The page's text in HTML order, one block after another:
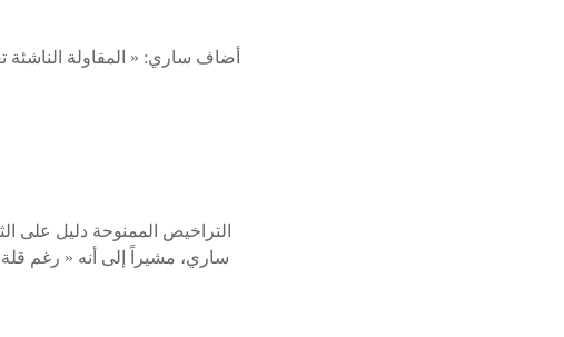
أضاف ساري: « المقاولة الناشئة
ساري، مشيراً إلى أنه « رغم قلة